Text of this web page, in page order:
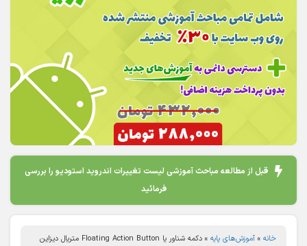
قبل از مطالعه مباحث آموزشی لیست تغییرات اندروید استودیو را بررسی
فرمائید
خانه » آموزش‌های پایه » دکمه شناور یا Floating Action Button متریال دیزاین